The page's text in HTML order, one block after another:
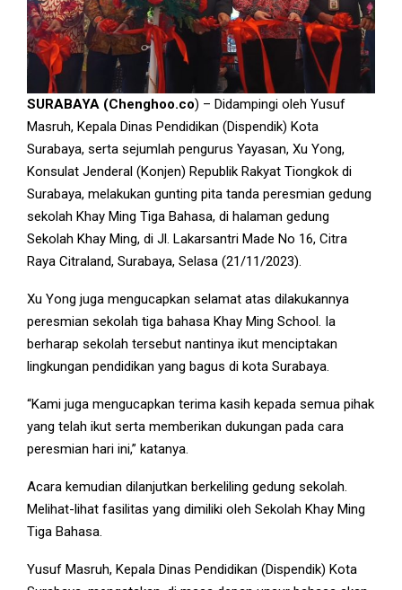
SURABAYA (Chenghoo.co) – Didampingi oleh Yusuf
Masruh, Kepala Dinas Pendidikan (Dispendik) Kota
Surabaya, serta sejumlah pengurus Yayasan, Xu Yong,
Konsulat Jenderal (Konjen) Republik Rakyat Tiongkok di
Surabaya, melakukan gunting pita tanda peresmian gedung
sekolah Khay Ming Tiga Bahasa, di halaman gedung
Sekolah Khay Ming, di Jl. Lakarsantri Made No 16, Citra
Raya Citraland, Surabaya, Selasa (21/11/2023).
Xu Yong juga mengucapkan selamat atas dilakukannya
peresmian sekolah tiga bahasa Khay Ming School. Ia
berharap sekolah tersebut nantinya ikut menciptakan
lingkungan pendidikan yang bagus di kota Surabaya.
“Kami juga mengucapkan terima kasih kepada semua pihak
yang telah ikut serta memberikan dukungan pada cara
peresmian hari ini,” katanya.
Acara kemudian dilanjutkan berkeliling gedung sekolah.
Melihat-lihat fasilitas yang dimiliki oleh Sekolah Khay Ming
Tiga Bahasa.
Yusuf Masruh, Kepala Dinas Pendidikan (Dispendik) Kota